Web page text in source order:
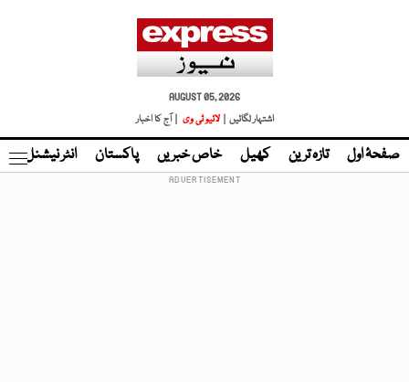
AUGUST 05, 2026
اشتہار لگائیں |
لائیو ٹی وی | آج کا اخبار
صفحۂ اول تازہ ترین کھیل خاص خبریں پاکستان انٹر نیشنل